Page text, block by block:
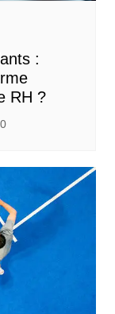
:
RH ?
0